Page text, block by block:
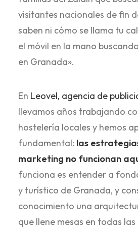
visitantes nacionales de fin
saben ni cómo se llama tu
el móvil en la mano
en Granada».
En Leovel, agencia de
llevamos años trabajando
hostelería locales y hemos
fundamental: las
marketing no funcionan
funciona es entender a
y turístico de Granada, y
conocimiento una
que llene mesas en todas